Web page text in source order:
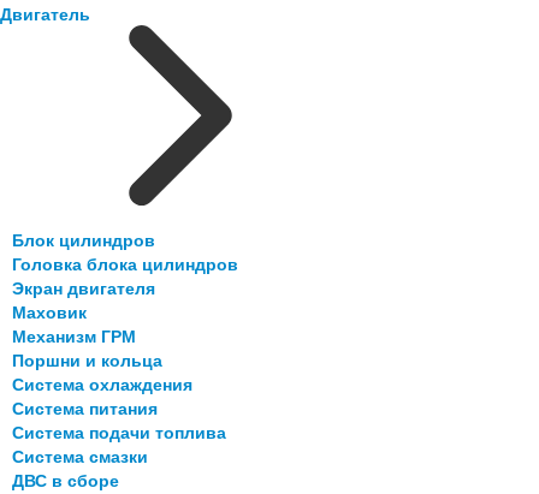
Двигатель
Блок цилиндров
Головка блока цилиндров
Экран двигателя
Маховик
Механизм ГРМ
Поршни и кольца
Система охлаждения
Система питания
Система подачи топлива
Система смазки
ДВС в сборе